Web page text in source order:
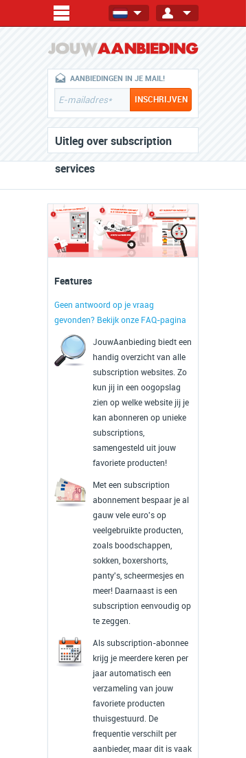
AANBIEDINGEN IN JE MAIL!
Uitleg over subscription
services
Features
Geen antwoord op je vraag
gevonden? Bekijk onze FAQ-pagina
JouwAanbieding biedt een
handig overzicht van alle
subscription websites. Zo
kun jij in een oogopslag
zien op welke website jij je
kan abonneren op unieke
subscriptions,
samengesteld uit jouw
favoriete producten!
Met een subscription
abonnement bespaar je al
gauw vele euro's op
veelgebruikte producten,
zoals boodschappen,
sokken, boxershorts,
panty's, scheermesjes en
meer! Daarnaast is een
subscription eenvoudig op
te zeggen.
Als subscription-abonnee
krijg je meerdere keren per
jaar automatisch een
verzameling van jouw
favoriete producten
thuisgestuurd. De
frequentie verschilt per
aanbieder, maar dit is vaak